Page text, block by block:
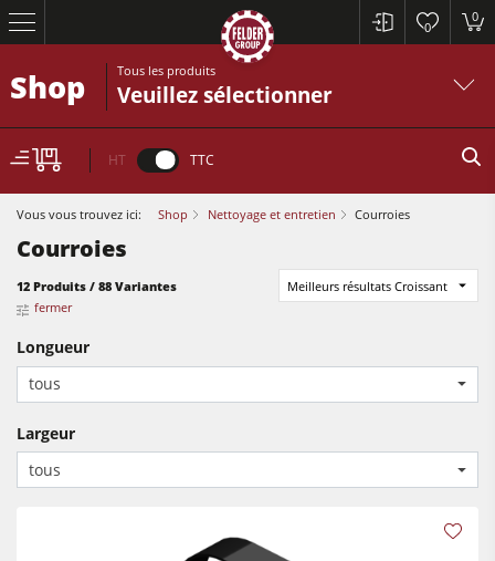
0
0
Scies à format
Centres d’usinage-CNC
Scies à format
Raboteuses-dégauchisseuses
Shop Tous les produits
Veuillez sélectionner
HT TTC
Vous vous trouvez ici: Shop Nettoyage et entretien Courroies
Courroies
12 Produits / 88 Variantes
Meilleurs résultats Croissant
fermer
Longueur
tous
Largeur
tous